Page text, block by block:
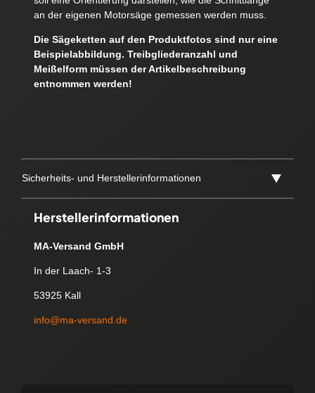
an der eigenen Motorsäge gemessen werden muss.
Die Sägeketten auf den Produktfotos sind nur eine
Beispielabbildung. Treibgliederanzahl und
Meißelform müssen der Artikelbeschreibung
entnommen werden!
Sicherheits- und Herstellerinformationen
Herstellerinformationen
MA-Versand GmbH
In der Laach- 1-3
53925 Kall
info@ma-versand.de